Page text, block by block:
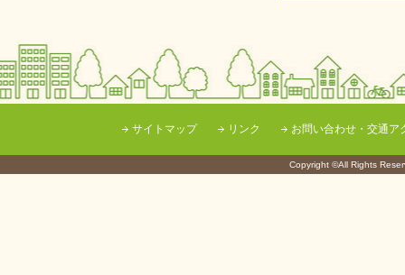
サイトマップ リンク お問い合わせ・交通ア
Copyright ©All Rights